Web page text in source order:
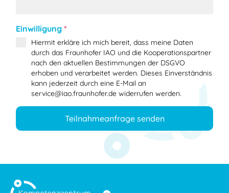
Einwilligung*
Hiermit erkläre ich mich bereit, dass meine Daten
durch das Fraunhofer IAO und die Kooperationspartner
nach den aktuellen Bestimmungen der DSGVO
erhoben und verarbeitet werden. Dieses Einverständnis
kann jederzeit durch eine E-Mail an
service@iao.fraunhofer.de widerrufen werden.
Teilnahmeanfrage senden